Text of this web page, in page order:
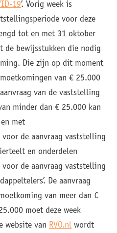
19’. Vorig week is
voor deze
tot en met 31 oktober
de bewijsstukken die nodig
Die zijn op dit moment
van € 25.000
van de vaststelling
minder dan € 25.000 kan
met
voor de aanvraag vaststelling
en onderdelen
voor de aanvraag vaststelling
De aanvraag
van meer dan €
moet deze week
website van RVO.nl wordt